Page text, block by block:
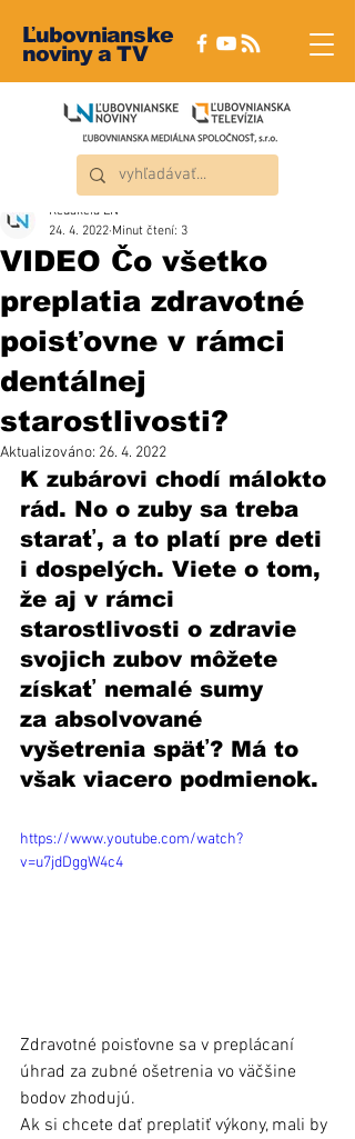
Ľubovnianske
noviny a TV
VIDEO Čo všetko
preplatia zdravotné
poisťovne v rámci
dentálnej
starostlivosti?
Redakcia ĽN
24. 4. 2022 Minut čtení: 3
Aktualizováno: 26. 4. 2022
K zubárovi chodí málokto
rád. No o zuby sa treba
starať, a to platí pre deti
i dospelých. Viete o tom,
že aj v rámci
starostlivosti o zdravie
svojich zubov môžete
získať nemalé sumy
za absolvované
vyšetrenia späť? Má to
však viacero podmienok.
https://www.youtube.com/watch?
v=u7jdDggW4c4
Zdravotné poisťovne sa v preplácaní
úhrad za zubné ošetrenia vo väčšine
bodov zhodujú.
Ak si chcete dať preplatiť výkony, mali by